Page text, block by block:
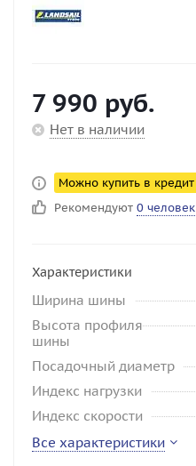
7 990 руб.
Нет в наличии
Можно купить в кредит
Рекомендуют 0 человек
Характеристики
Ширина шины
Высота профиля
шины
Посадочный диаметр
Индекс нагрузки
Индекс скорости
Все характеристики